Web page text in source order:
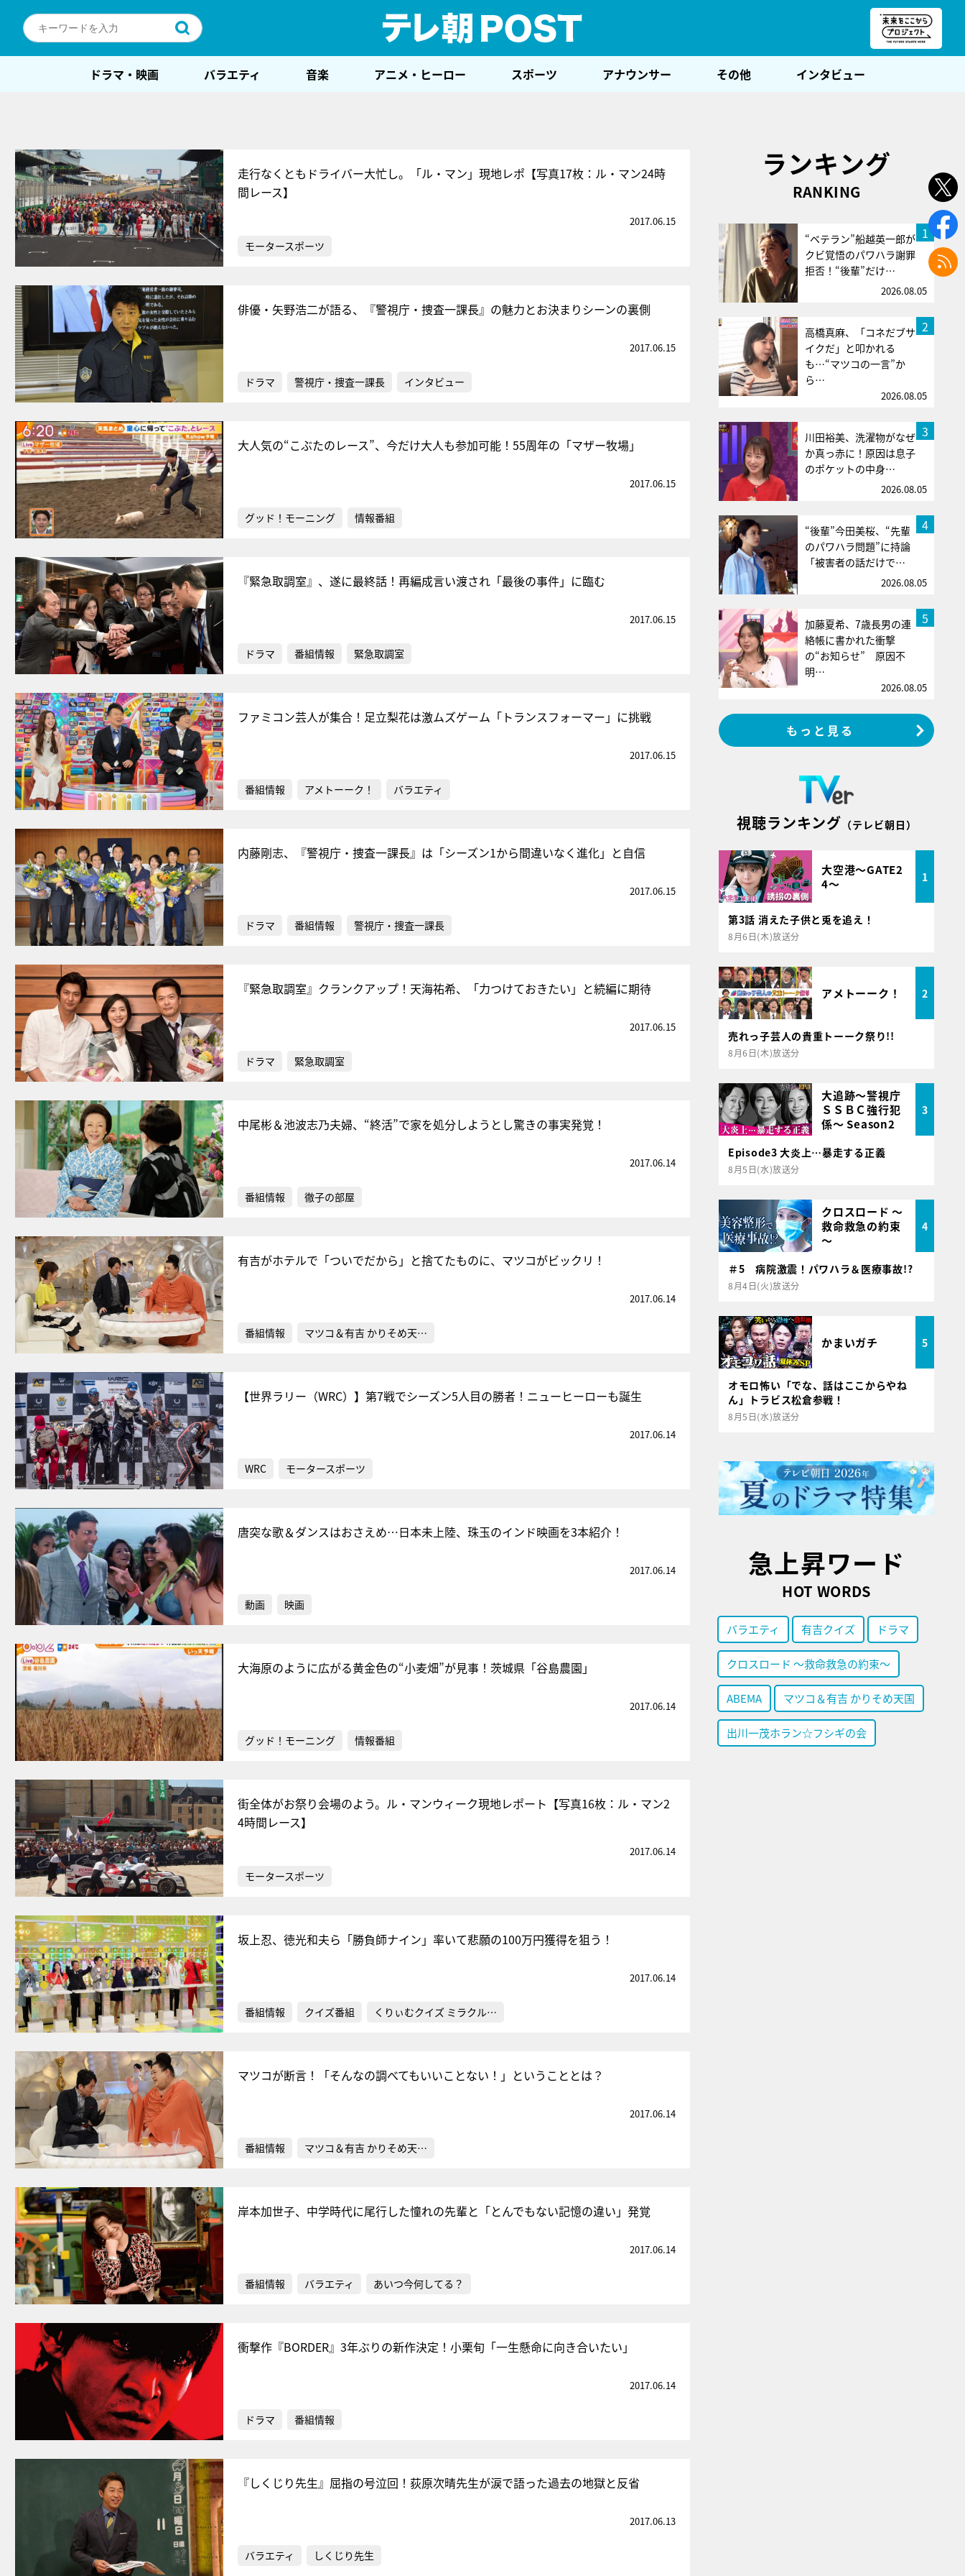
ドラマ・映画 バラエティ 音楽 アニメ・ヒーロー スポーツ アナウンサー その他 インタビュー
走行なくともドライバー大忙し。「ル・マン」現地レポ【写真17枚：ル・マン24時
間レース】
2017.06.15
モータースポーツ
俳優・矢野浩二が語る、『警視庁・捜査一課長』の魅力とお決まりシーンの裏側
2017.06.15
ドラマ 警視庁・捜査一課長 インタビュー
大人気の“こぶたのレース”、今だけ大人も参加可能！55周年の「マザー牧場」
2017.06.15
グッド！モーニング 情報番組
『緊急取調室』、遂に最終話！再編成言い渡され「最後の事件」に臨む
2017.06.15
ドラマ 番組情報 緊急取調室
ファミコン芸人が集合！足立梨花は激ムズゲーム「トランスフォーマー」に挑戦
2017.06.15
番組情報 アメトーーク！ バラエティ
内藤剛志、『警視庁・捜査一課長』は「シーズン1から間違いなく進化」と自信
2017.06.15
ドラマ 番組情報 警視庁・捜査一課長
『緊急取調室』クランクアップ！天海祐希、「力つけておきたい」と続編に期待
2017.06.15
ドラマ 緊急取調室
中尾彬＆池波志乃夫婦、“終活”で家を処分しようとし驚きの事実発覚！
2017.06.14
番組情報 徹子の部屋
有吉がホテルで「ついでだから」と捨てたものに、マツコがビックリ！
2017.06.14
番組情報 マツコ＆有吉 かりそめ天…
【世界ラリー（WRC）】第7戦でシーズン5人目の勝者！ニューヒーローも誕生
2017.06.14
WRC モータースポーツ
唐突な歌＆ダンスはおさえめ…日本未上陸、珠玉のインド映画を3本紹介！
2017.06.14
動画 映画
大海原のように広がる黄金色の“小麦畑”が見事！茨城県「谷島農園」
2017.06.14
グッド！モーニング 情報番組
街全体がお祭り会場のよう。ル・マンウィーク現地レポート【写真16枚：ル・マン2
4時間レース】
2017.06.14
モータースポーツ
坂上忍、徳光和夫ら「勝負師ナイン」率いて悲願の100万円獲得を狙う！
2017.06.14
番組情報 クイズ番組 くりぃむクイズ ミラクル…
マツコが断言！「そんなの調べてもいいことない！」ということとは？
2017.06.14
番組情報 マツコ＆有吉 かりそめ天…
岸本加世子、中学時代に尾行した憧れの先輩と「とんでもない記憶の違い」発覚
2017.06.14
番組情報 バラエティ あいつ今何してる？
衝撃作『BORDER』3年ぶりの新作決定！小栗旬「一生懸命に向き合いたい」
2017.06.14
ドラマ 番組情報
『しくじり先生』屈指の号泣回！荻原次晴先生が涙で語った過去の地獄と反省
2017.06.13
バラエティ しくじり先生
ランキング
RANKING
1
“ベテラン”船越英一郎が
クビ覚悟のパワハラ謝罪
拒否！“後輩”だけ…
2026.08.05
2
高橋真麻、「コネだブサ
イクだ」と叩かれる
も…“マツコの一言”か
ら…
2026.08.05
3
川田裕美、洗濯物がなぜ
か真っ赤に！原因は息子
のポケットの中身…
2026.08.05
4
“後輩”今田美桜、“先輩
のパワハラ問題”に持論
「被害者の話だけで…
2026.08.05
5
加藤夏希、7歳長男の連
絡帳に書かれた衝撃
の“お知らせ” 原因不
明…
2026.08.05
もっと見る
視聴ランキング （テレビ朝日）
大空港～GATE2
4～
1
第3話 消えた子供と兎を追え！
8月6日(木)放送分
アメトーーク！ 2
売れっ子芸人の貴重トーーク祭り!!
8月6日(木)放送分
大追跡～警視庁
ＳＳＢＣ強行犯
係～ Season2
3
Episode3 大炎上…暴走する正義
8月5日(水)放送分
クロスロード ～
救命救急の約束
～
4
＃5 病院激震！パワハラ＆医療事故!?
8月4日(火)放送分
かまいガチ 5
オモロ怖い「でな、話はここからやね
ん」トラビス松倉参戦！
8月5日(水)放送分
急上昇ワード
HOT WORDS
バラエティ 有吉クイズ ドラマ
クロスロード ～救命救急の約束～
ABEMA マツコ＆有吉 かりそめ天国
出川一茂ホラン☆フシギの会